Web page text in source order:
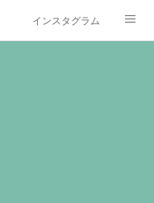
インスタグラム